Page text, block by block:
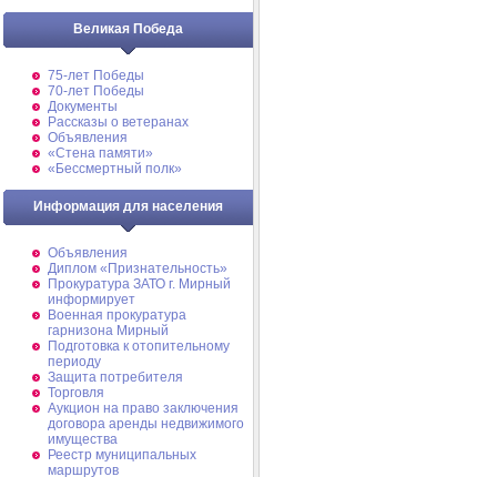
Великая Победа
75-лет Победы
70-лет Победы
Документы
Рассказы о ветеранах
Объявления
«Стена памяти»
«Бессмертный полк»
Информация для населения
Объявления
Диплом «Признательность»
Прокуратура ЗАТО г. Мирный
информирует
Военная прокуратура
гарнизона Мирный
Подготовка к отопительному
периоду
Защита потребителя
Торговля
Аукцион на право заключения
договора аренды недвижимого
имущества
Реестр муниципальных
маршрутов